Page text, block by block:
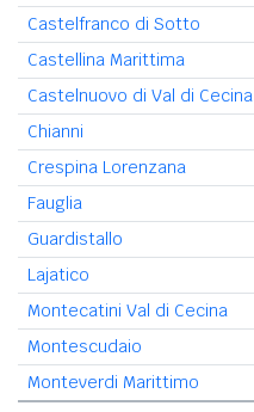
Castelfranco di Sotto
Castellina Marittima
Castelnuovo di Val di Cecina
Chianni
Crespina Lorenzana
Fauglia
Guardistallo
Lajatico
Montecatini Val di Cecina
Montescudaio
Monteverdi Marittimo